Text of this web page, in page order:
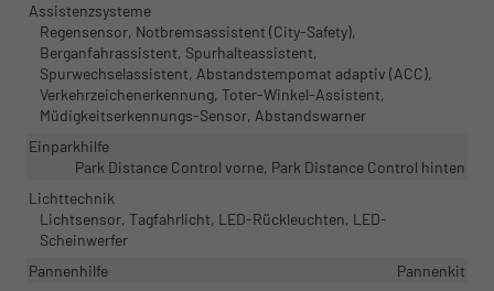
Assistenzsysteme
Regensensor, Notbremsassistent (City-Safety),
Berganfahrassistent, Spurhalteassistent,
Spurwechselassistent, Abstandstempomat adaptiv (ACC),
Verkehrzeichenerkennung, Toter-Winkel-Assistent,
Müdigkeitserkennungs-Sensor, Abstandswarner
Einparkhilfe
Park Distance Control vorne, Park Distance Control hinten
Lichttechnik
Lichtsensor, Tagfahrlicht, LED-Rückleuchten, LED-
Scheinwerfer
Pannenhilfe
Pannenkit